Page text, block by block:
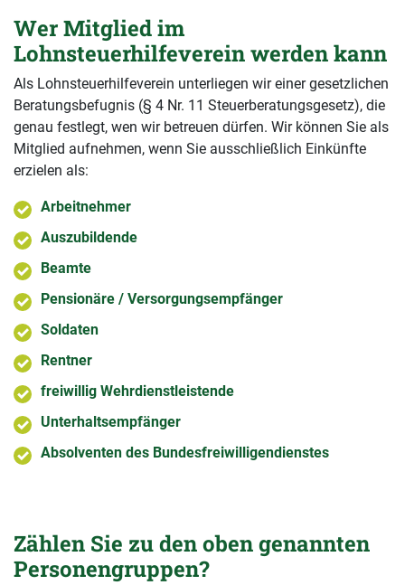
Wer Mitglied im
Lohnsteuerhilfeverein werden kann
Als Lohnsteuerhilfeverein unterliegen wir einer gesetzlichen
Beratungsbefugnis (§ 4 Nr. 11 Steuerberatungsgesetz), die
genau festlegt, wen wir betreuen dürfen. Wir können Sie als
Mitglied aufnehmen, wenn Sie ausschließlich Einkünfte
erzielen als:
Arbeitnehmer
Auszubildende
Beamte
Pensionäre / Versorgungsempfänger
Soldaten
Rentner
freiwillig Wehrdienstleistende
Unterhaltsempfänger
Absolventen des Bundesfreiwilligendienstes
Zählen Sie zu den oben genannten
Personengruppen?